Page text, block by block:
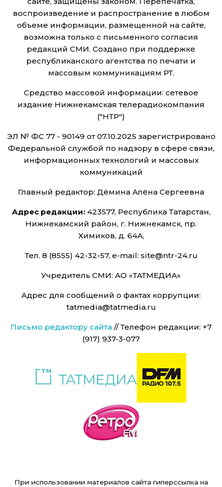
воспроизведение и распространение в любом
объеме информации, размещенной на сайте,
возможна только с письменного согласия
редакций СМИ. Создано при поддержке
республиканского агентства по печати и
массовым коммуникациям РТ.
Средство массовой информации: сетевое
издание Нижнекамская телерадиокомпания
("НТР")
ЭЛ № ФС 77 - 90149 от 07.10.2025 зарегистрировано
Федеральной службой по надзору в сфере связи,
информационных технологий и массовых
коммуникаций
Главный редактор: Дёмина Алёна Сергеевна
Адрес редакции:423577, Республика Татарстан,
Нижнекамский район, г. Нижнекамск, пр.
Химиков, д. 64А,
Тел. 8 (8555) 42-32-57, e-mail: site@ntr-24.ru
Учредитель СМИ: АО «ТАТМЕДИА»
Адрес для сообщений о фактах коррупции:
tatmedia@tatmedia.ru
Письмо редактору сайта // Телефон редакции: +7
(917) 937-3-077
При использовании материалов сайта гиперссылка на